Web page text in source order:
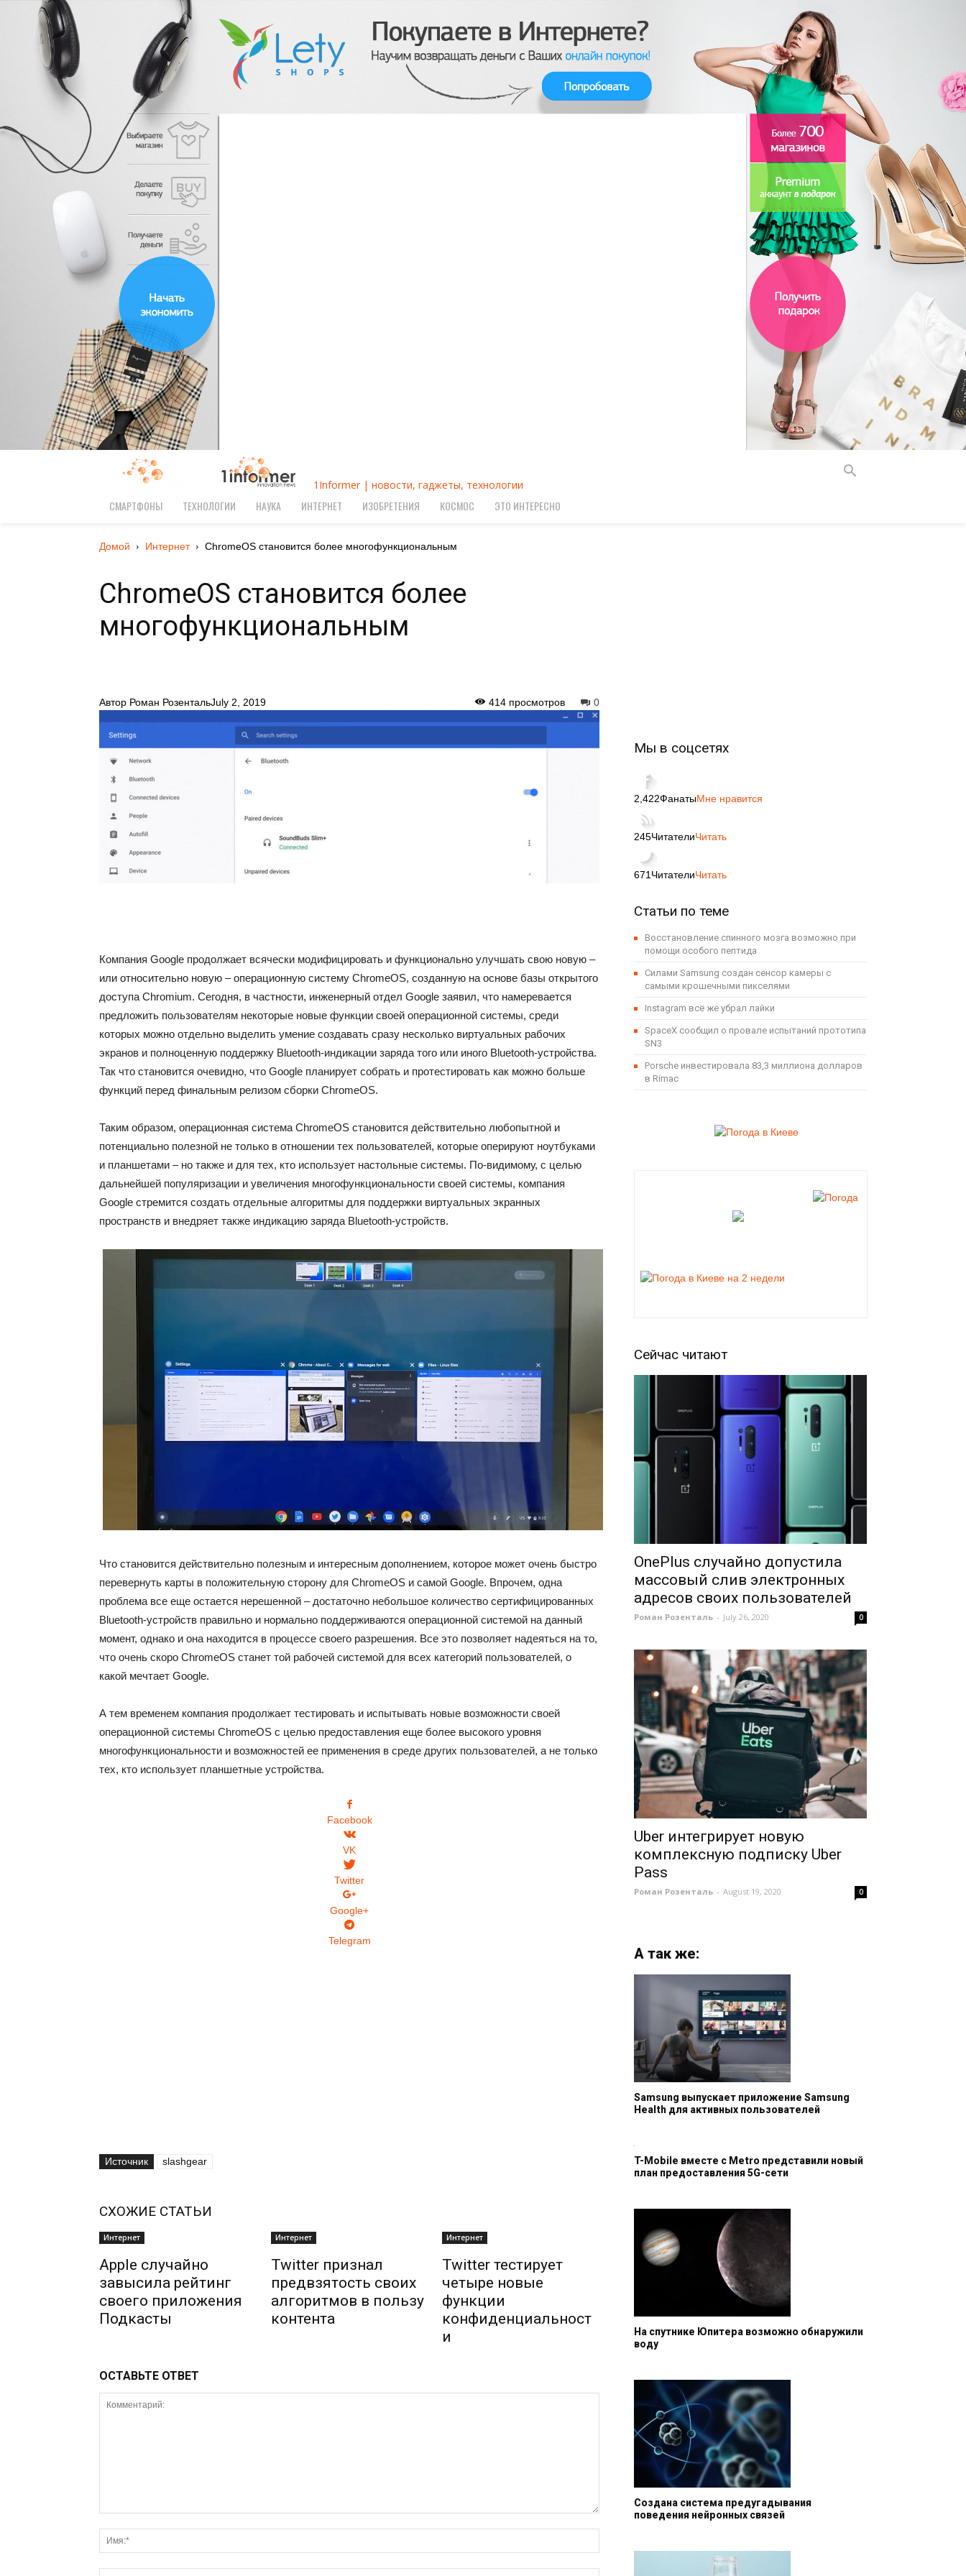
1Informer | новости, гаджеты, технологии
СМАРТФОНЫ ТЕХНОЛОГИИ НАУКА ИНТЕРНЕТ ИЗОБРЕТЕНИЯ КОСМОС ЭТО ИНТЕРЕСНО
Домой Интернет ChromeOS становится более многофункциональным
ChromeOS становится более
многофункциональным
Автор Роман РозентальJuly 2, 2019 0
414 просмотров
Компания Google продолжает всячески модифицировать и функционально улучшать свою новую –
или относительно новую – операционную систему ChromeOS, созданную на основе базы открытого
доступа Chromium. Сегодня, в частности, инженерный отдел Google заявил, что намеревается
предложить пользователям некоторые новые функции своей операционной системы, среди
которых можно отдельно выделить умение создавать сразу несколько виртуальных рабочих
экранов и полноценную поддержку Bluetooth-индикации заряда того или иного Bluetooth-устройства.
Так что становится очевидно, что Google планирует собрать и протестировать как можно больше
функций перед финальным релизом сборки ChromeOS.
Таким образом, операционная система ChromeOS становится действительно любопытной и
потенциально полезной не только в отношении тех пользователей, которые оперируют ноутбуками
и планшетами – но также и для тех, кто использует настольные системы. По-видимому, с целью
дальнейшей популяризации и увеличения многофункциональности своей системы, компания
Google стремится создать отдельные алгоритмы для поддержки виртуальных экранных
пространств и внедряет также индикацию заряда Bluetooth-устройств.
Что становится действительно полезным и интересным дополнением, которое может очень быстро
перевернуть карты в положительную сторону для ChromeOS и самой Google. Впрочем, одна
проблема все еще остается нерешенной – достаточно небольшое количество сертифицированных
Bluetooth-устройств правильно и нормально поддерживаются операционной системой на данный
момент, однако и она находится в процессе своего разрешения. Все это позволяет надеяться на то,
что очень скоро ChromeOS станет той рабочей системой для всех категорий пользователей, о
какой мечтает Google.
А тем временем компания продолжает тестировать и испытывать новые возможности своей
операционной системы ChromeOS с целью предоставления еще более высокого уровня
многофункциональности и возможностей ее применения в среде других пользователей, а не только
тех, кто использует планшетные устройства.
Facebook
VK
Twitter
Google+
Telegram
Источник slashgear
СХОЖИЕ СТАТЬИ
Интернет
Apple случайно
завысила рейтинг
своего приложения
Подкасты
Интернет
Twitter признал
предвзятость своих
алгоритмов в пользу
контента
Интернет
Twitter тестирует
четыре новые
функции
конфиденциальност
и
ОСТАВЬТЕ ОТВЕТ
Мы в соцсетях
2,422ФанатыМне нравится
245ЧитателиЧитать
671 ЧитателиЧитать
Статьи по теме
Восстановление спинного мозга возможно при
помощи особого пептида
Силами Samsung создан сенсор камеры с
самыми крошечными пикселями
Instagram всё же убрал лайки
SpaceX сообщил о провале испытаний прототипа
SN3
Porsche инвестировала 83,3 миллиона долларов
в Rimac
Сейчас читают
OnePlus случайно допустила
массовый слив электронных
адресов своих пользователей
Роман Розенталь - July 26, 2020 0
Uber интегрирует новую
комплексную подписку Uber
Pass
Роман Розенталь - August 19, 2020 0
А так же:
Samsung выпускает приложение Samsung
Health для активных пользователей
T-Mobile вместе с Metro представили новый
план предоставления 5G-сети
На спутнике Юпитера возможно обнаружили
воду
Создана система предугадывания
поведения нейронных связей